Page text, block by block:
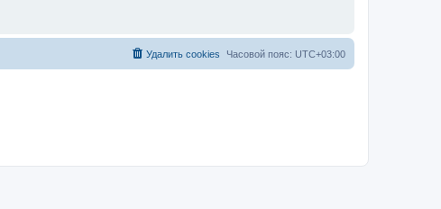
Часовой пояс: UTC+03:00
Удалить cookies